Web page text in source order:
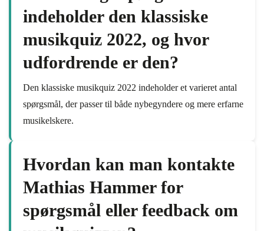
indeholder den klassiske
musikquiz 2022, og hvor
udfordrende er den?
Den klassiske musikquiz 2022 indeholder et varieret antal
spørgsmål, der passer til både nybegyndere og mere erfarne
musikelskere.
Hvordan kan man kontakte
Mathias Hammer for
spørgsmål eller feedback om